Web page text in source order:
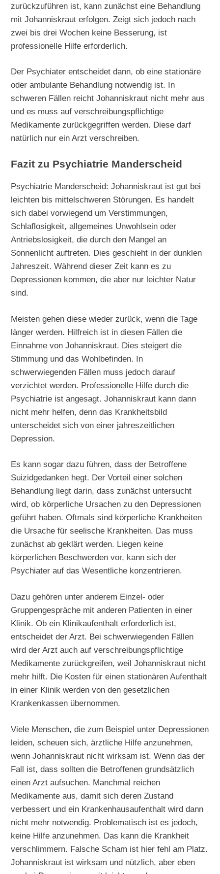
zurückzuführen ist, kann zunächst eine Behandlung
mit Johanniskraut erfolgen. Zeigt sich jedoch nach
zwei bis drei Wochen keine Besserung, ist
professionelle Hilfe erforderlich.
Der Psychiater entscheidet dann, ob eine stationäre
oder ambulante Behandlung notwendig ist. In
schweren Fällen reicht Johanniskraut nicht mehr aus
und es muss auf verschreibungspflichtige
Medikamente zurückgegriffen werden. Diese darf
natürlich nur ein Arzt verschreiben.
Fazit zu Psychiatrie Manderscheid
Psychiatrie Manderscheid: Johanniskraut ist gut bei
leichten bis mittelschweren Störungen. Es handelt
sich dabei vorwiegend um Verstimmungen,
Schlaflosigkeit, allgemeines Unwohlsein oder
Antriebslosigkeit, die durch den Mangel an
Sonnenlicht auftreten. Dies geschieht in der dunklen
Jahreszeit. Während dieser Zeit kann es zu
Depressionen kommen, die aber nur leichter Natur
sind.
Meisten gehen diese wieder zurück, wenn die Tage
länger werden. Hilfreich ist in diesen Fällen die
Einnahme von Johanniskraut. Dies steigert die
Stimmung und das Wohlbefinden. In
schwerwiegenden Fällen muss jedoch darauf
verzichtet werden. Professionelle Hilfe durch die
Psychiatrie ist angesagt. Johanniskraut kann dann
nicht mehr helfen, denn das Krankheitsbild
unterscheidet sich von einer jahreszeitlichen
Depression.
Es kann sogar dazu führen, dass der Betroffene
Suizidgedanken hegt. Der Vorteil einer solchen
Behandlung liegt darin, dass zunächst untersucht
wird, ob körperliche Ursachen zu den Depressionen
geführt haben. Oftmals sind körperliche Krankheiten
die Ursache für seelische Krankheiten. Das muss
zunächst ab geklärt werden. Liegen keine
körperlichen Beschwerden vor, kann sich der
Psychiater auf das Wesentliche konzentrieren.
Dazu gehören unter anderem Einzel- oder
Gruppengespräche mit anderen Patienten in einer
Klinik. Ob ein Klinikaufenthalt erforderlich ist,
entscheidet der Arzt. Bei schwerwiegenden Fällen
wird der Arzt auch auf verschreibungspflichtige
Medikamente zurückgreifen, weil Johanniskraut nicht
mehr hilft. Die Kosten für einen stationären Aufenthalt
in einer Klinik werden von den gesetzlichen
Krankenkassen übernommen.
Viele Menschen, die zum Beispiel unter Depressionen
leiden, scheuen sich, ärztliche Hilfe anzunehmen,
wenn Johanniskraut nicht wirksam ist. Wenn das der
Fall ist, dass sollten die Betroffenen grundsätzlich
einen Arzt aufsuchen. Manchmal reichen
Medikamente aus, damit sich deren Zustand
verbessert und ein Krankenhausaufenthalt wird dann
nicht mehr notwendig. Problematisch ist es jedoch,
keine Hilfe anzunehmen. Das kann die Krankheit
verschlimmern. Falsche Scham ist hier fehl am Platz.
Johanniskraut ist wirksam und nützlich, aber eben